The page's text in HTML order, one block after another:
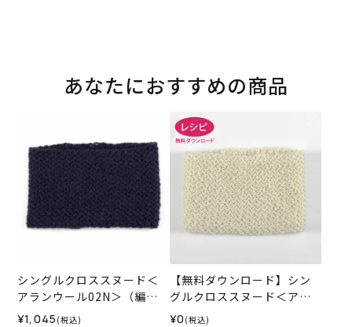
あなたにおすすめの商品
シングルクロススヌード＜
アランウール02N＞（編み
物 材料セット）
¥1,045 (税込)
【無料ダウンロード】シン
グルクロススヌード＜アラ
ンウール＞（レシピ）
¥0 (税込)